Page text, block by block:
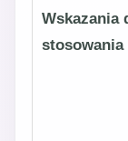
Wskazania
stosowania